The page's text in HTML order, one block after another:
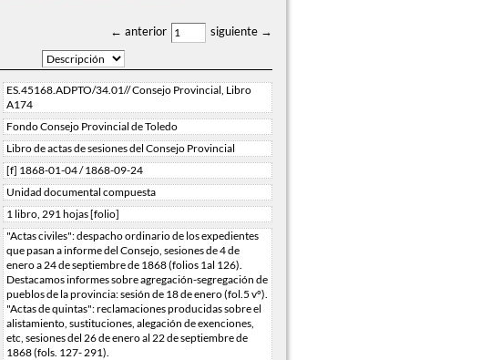
← anterior siguiente →
ES.45168.ADPTO/34.01// Consejo Provincial, Libro
A174
Fondo Consejo Provincial de Toledo
Libro de actas de sesiones del Consejo Provincial
[f] 1868-01-04 / 1868-09-24
Unidad documental compuesta
1 libro, 291 hojas [folio]
"Actas civiles": despacho ordinario de los expedientes
que pasan a informe del Consejo, sesiones de 4 de
enero a 24 de septiembre de 1868 (folios 1al 126).
Destacamos informes sobre agregación-segregación de
pueblos de la provincia: sesión de 18 de enero (fol.5 vº).
"Actas de quintas": reclamaciones producidas sobre el
alistamiento, sustituciones, alegación de exenciones,
etc, sesiones del 26 de enero al 22 de septiembre de
1868 (fols. 127- 291).